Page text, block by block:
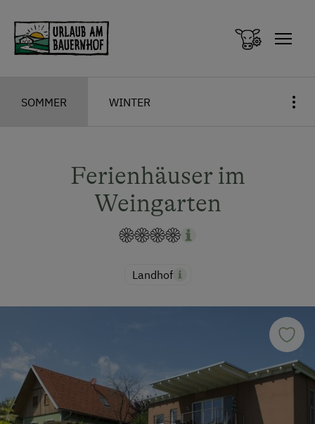
SOMMER WINTER
Ferienhäuser im
Weingarten
Landhof